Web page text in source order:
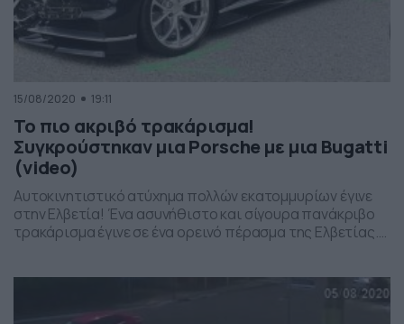
15/08/2020 19:11
Το πιο ακριβό τρακάρισμα!
Συγκρούστηκαν μια Porsche με μια Bugatti
(video)
Αυτοκινητιστικό ατύχημα πολλών εκατομμυρίων έγινε
στην Ελβετία! Ένα ασυνήθιστο και σίγουρα πανάκριβο
τρακάρισμα έγινε σε ένα ορεινό πέρασμα της Ελβετίας.
Gotthard Pass και εμπλέκεται και μία Mercedes C-Class
η οποία βρισκόταν πίσω από ένα αργά κινούμενο